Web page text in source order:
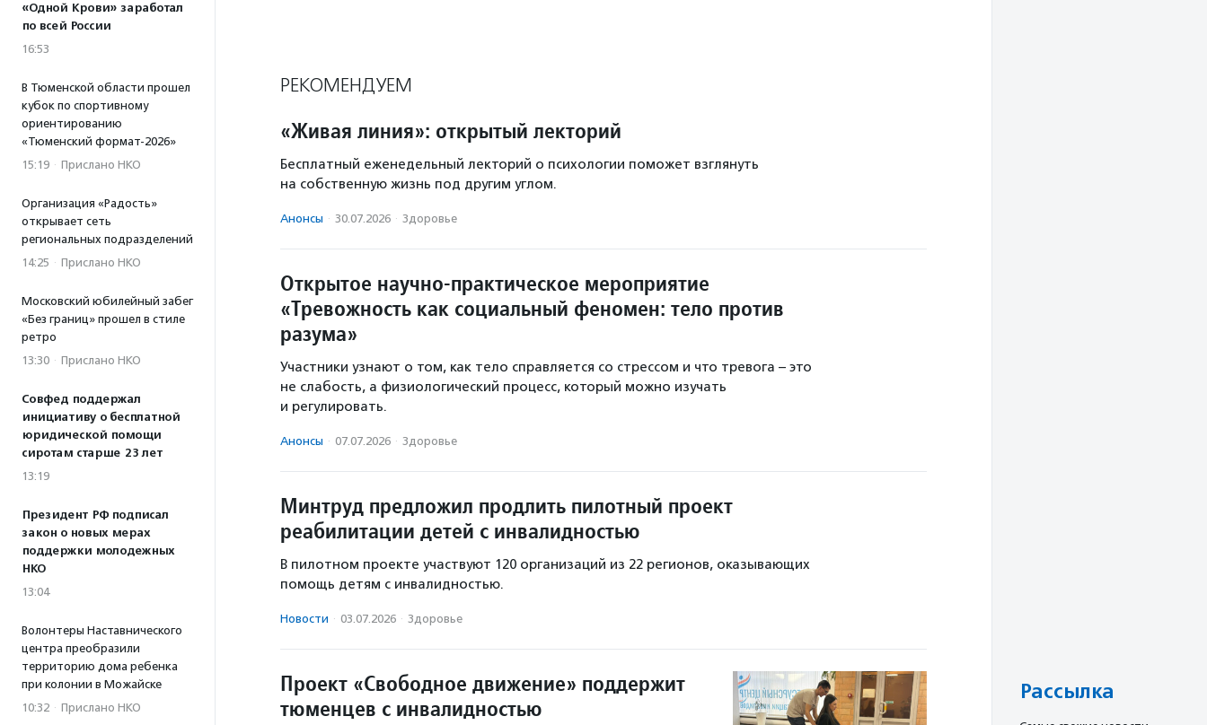
«Одной Крови» заработал
по всей России
16:53
В Тюменской области прошел
кубок по спортивному
ориентированию
«Тюменский формат-2026»
15:19 · Прислано НКО
Организация «Радость»
открывает сеть
региональных подразделений
14:25 · Прислано НКО
Московский юбилейный забег
«Без границ» прошел в стиле
ретро
13:30 · Прислано НКО
Совфед поддержал
инициативу о бесплатной
юридической помощи
сиротам старше 23 лет
13:19
Президент РФ подписал
закон о новых мерах
поддержки молодежных
НКО
13:04
Волонтеры Наставнического
центра преобразили
территорию дома ребенка
при колонии в Можайске
10:32 · Прислано НКО
РЕКОМЕНДУЕМ
«Живая линия»: открытый лекторий
Бесплатный еженедельный лекторий о психологии поможет взглянуть
на собственную жизнь под другим углом.
Анонсы · 30.07.2026 · Здоровье
Открытое научно-практическое мероприятие
«Тревожность как социальный феномен: тело против
разума»
Участники узнают о том, как тело справляется со стрессом и что тревога – это
не слабость, а физиологический процесс, который можно изучать
и регулировать.
Анонсы · 07.07.2026 · Здоровье
Минтруд предложил продлить пилотный проект
реабилитации детей с инвалидностью
В пилотном проекте участвуют 120 организаций из 22 регионов, оказывающих
помощь детям с инвалидностью.
Новости · 03.07.2026 · Здоровье
Проект «Свободное движение» поддержит
тюменцев с инвалидностью
Рассылка